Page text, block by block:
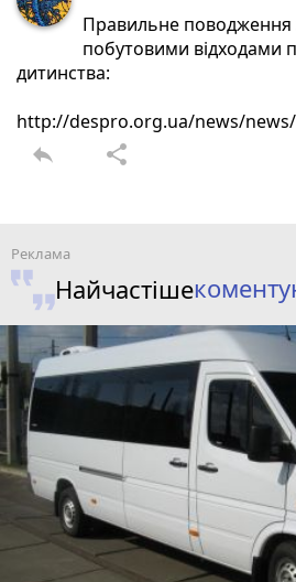
Правильне поводження
побутовими відходами
дитинства:
http://despro.org.ua/news/news/
reply share
Найчастіше